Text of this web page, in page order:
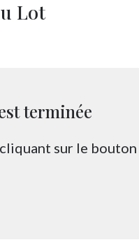
Lot
terminée
sur le bouton